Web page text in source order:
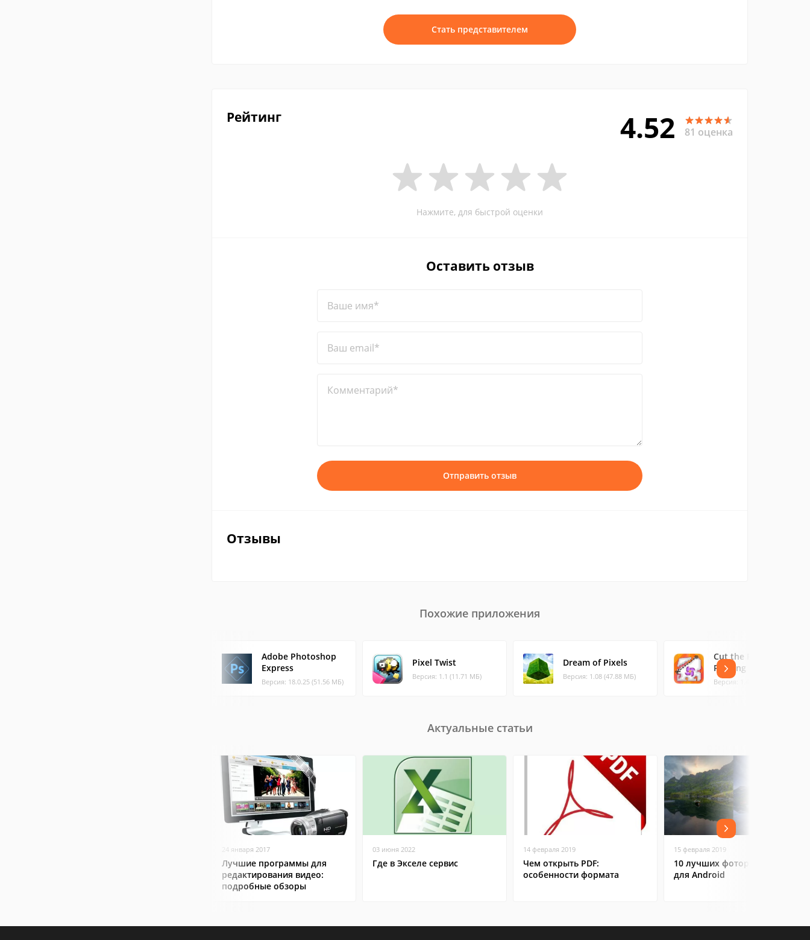
Стать представителем
Рейтинг 4.52 81 оценка
Нажмите, для быстрой оценки
Оставить отзыв
Ваше имя*
Ваш email*
Комментарий*
Отправить отзыв
Отзывы
Похожие приложения
Adobe Photoshop
Express
Версия: 18.0.25 (51.56 МБ)
Pixel Twist
Версия: 1.1 (11.71 МБ)
Dream of Pixels
Версия: 1.08 (47.88 МБ)
Cut the Pixel:
Pixeling
Версия: 1.4.0 (33.03 МБ)
Актуальные статьи
24 января 2017
Лучшие программы для
редактирования видео:
подробные обзоры
03 июня 2022
Где в Экселе сервис
14 февраля 2019
Чем открыть PDF:
особенности формата
15 февраля 2019
10 лучших фоторедакторов
для Android